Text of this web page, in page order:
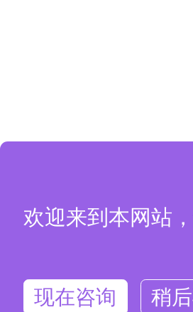
欢迎来到本网站
现在咨询 稍